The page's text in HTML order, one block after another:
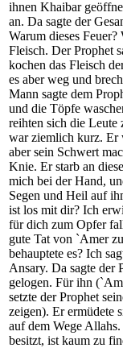
ihnen Khaibar
an. Da sagte der
Warum dieses
Fleisch. Der Prophet
kochen das Fleisch
es aber weg und
Mann sagte dem
und die Töpfe
reihten sich die
war ziemlich kurz. Er
aber sein Schwert
Knie. Er starb an
mich bei der Hand,
Segen und Heil auf
ist los mit dir? Ich
für dich zum Opfer
gute Tat von `Amer
behauptete es? Ich
Ansary. Da sagte der
gelogen. Für ihn
setzte der Prophet
zeigen). Er ermüdete
auf dem Wege
besitzt, ist kaum zu